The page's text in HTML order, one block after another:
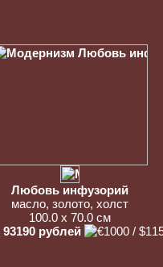
Любовь инфузорий
масло, золото, холст
100.0 x 70.0 см
93190 рублей